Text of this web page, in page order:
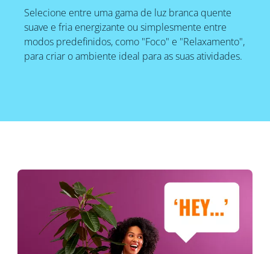
Selecione entre uma gama de luz branca quente
suave e fria energizante ou simplesmente entre
modos predefinidos, como "Foco" e "Relaxamento",
para criar o ambiente ideal para as suas atividades.